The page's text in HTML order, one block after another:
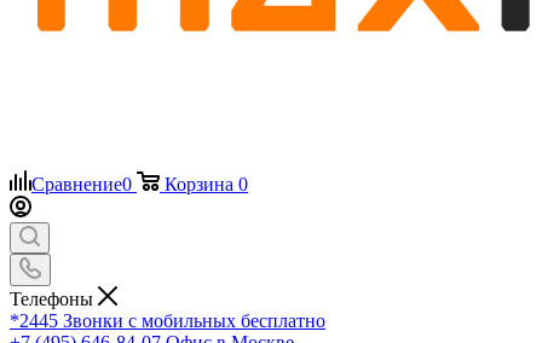
Сравнение0 Корзина 0
Телефоны
*2445 Звонки с мобильных бесплатно